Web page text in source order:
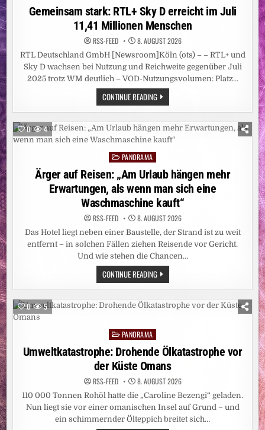
in
Gemeinsam stark: RTL+ Sky D erreicht im Juli
11,41 Millionen Menschen
RSS-FEED 8. AUGUST 2026
RTL Deutschland GmbH [Newsroom]Köln (ots) – – RTL+ und
Sky D wachsen bei Nutzung und Reichweite gegenüber Juli
2025 trotz WM deutlich – VOD-Nutzungsvolumen: Platz…
CONTINUE READINGGEMEINSAM
STARK:
RTL+
SKY
D
ERREICHT
IM
MENSCHEN
0 4
PostedPANORAMA
Ärger auf Reisen: „Am Urlaub hängen mehr
Erwartungen, als wenn man sich eine
Waschmaschine kauft“
RSS-FEED 8. AUGUST 2026
Das Hotel liegt neben einer Baustelle, der Strand ist zu weit
entfernt – in solchen Fällen ziehen Reisende vor Gericht.
Und wie stehen die Chancen…
CONTINUE READINGÄRGER
AUF
REISEN:
„AM
URLAUB
HÄNGEN
WENN
MAN
SICH
EINE
WASCHMASCHINE
KAUFT“
0 5
Posted
in
PANORAMA
Umweltkatastrophe: Drohende Ölkatastrophe vor
der Küste Omans
RSS-FEED 8. AUGUST 2026
110 000 Tonnen Rohöl hatte die „Caroline Bezengi“ geladen.
Nun liegt sie vor einer omanischen Insel auf Grund – und
ein schimmernder Ölteppich breitet sich…